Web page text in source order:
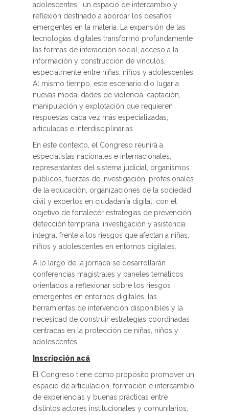
adolescentes”, un espacio de intercambio y
reflexión destinado a abordar los desafíos
emergentes en la materia. La expansión de las
tecnologías digitales transformó profundamente
las formas de interacción social, acceso a la
información y construcción de vínculos,
especialmente entre niñas, niños y adolescentes.
Al mismo tiempo, este escenario dio lugar a
nuevas modalidades de violencia, captación,
manipulación y explotación que requieren
respuestas cada vez más especializadas,
articuladas e interdisciplinarias.
En este contexto, el Congreso reunirá a
especialistas nacionales e internacionales,
representantes del sistema judicial, organismos
públicos, fuerzas de investigación, profesionales
de la educación, organizaciones de la sociedad
civil y expertos en ciudadanía digital, con el
objetivo de fortalecer estrategias de prevención,
detección temprana, investigación y asistencia
integral frente a los riesgos que afectan a niñas,
niños y adolescentes en entornos digitales.
A lo largo de la jornada se desarrollarán
conferencias magistrales y paneles temáticos
orientados a reflexionar sobre los riesgos
emergentes en entornos digitales, las
herramientas de intervención disponibles y la
necesidad de construir estrategias coordinadas
centradas en la protección de niñas, niños y
adolescentes.
Inscripción acá
El Congreso tiene como propósito promover un
espacio de articulación, formación e intercambio
de experiencias y buenas prácticas entre
distintos actores institucionales y comunitarios,